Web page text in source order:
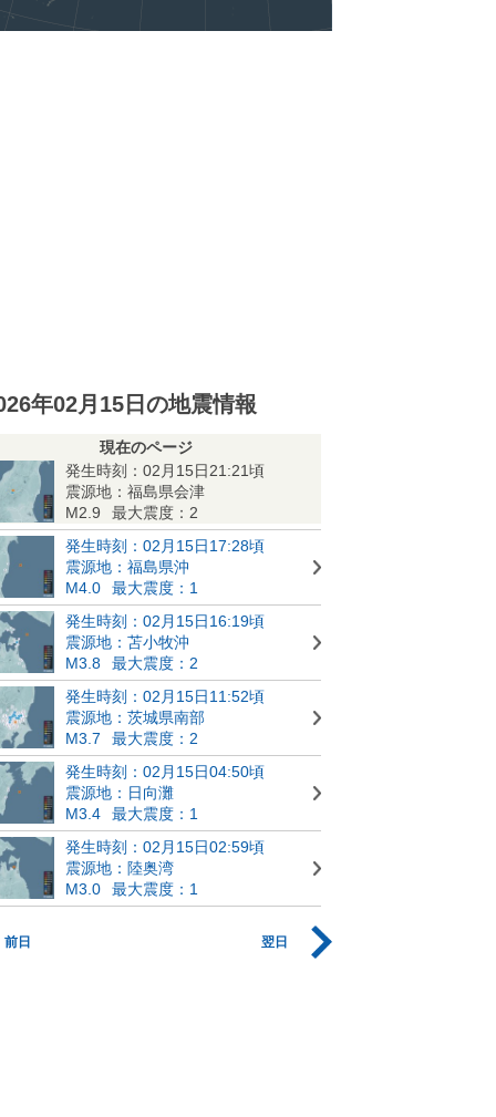
年02月15日の地震情報
現在のページ
発生時刻：02月15日21:21頃
震源地：福島県会津
M2.9
最大震度：2
発生時刻：02月15日17:28頃
震源地：福島県沖
M4.0
最大震度：1
発生時刻：02月15日16:19頃
震源地：苫小牧沖
M3.8
最大震度：2
発生時刻：02月15日11:52頃
震源地：茨城県南部
M3.7
最大震度：2
発生時刻：02月15日04:50頃
震源地：日向灘
M3.4
最大震度：1
発生時刻：02月15日02:59頃
震源地：陸奥湾
M3.0
最大震度：1
前日 翌日